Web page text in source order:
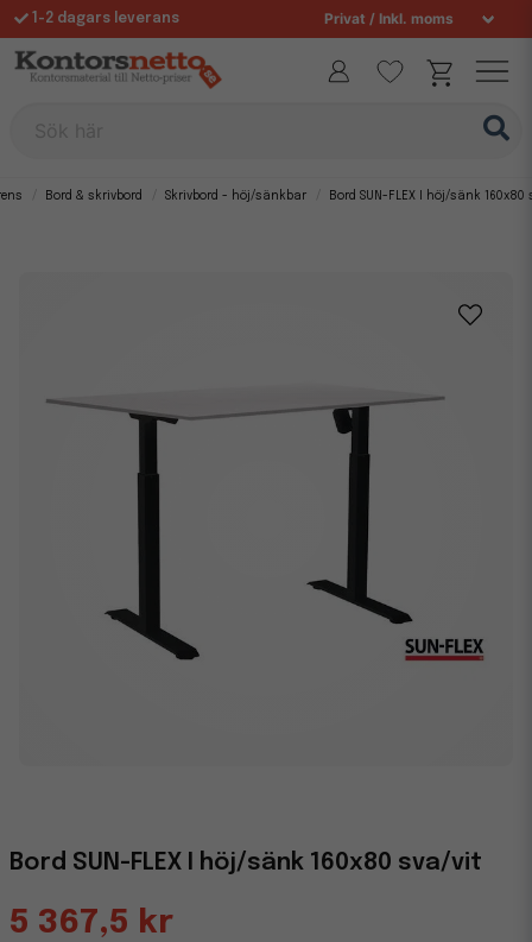
1-2 dagars leverans
Fri frakt över 995 kr
Bord & skrivbord Skrivbord - höj/sänkbar Bord SUN-FLEX I höj/sänk 160x80
Bord SUN-FLEX I höj/sänk 160x80 sva/vit
5 367,5 kr